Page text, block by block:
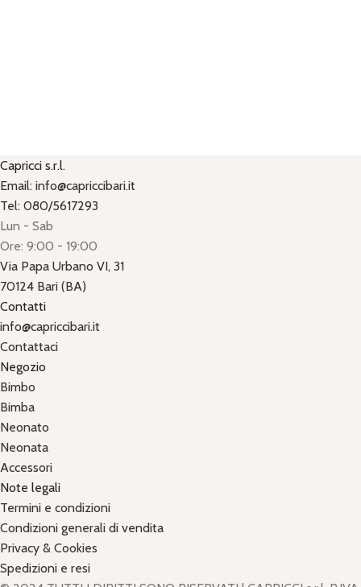
Capricci s.r.l.
Email: info@capriccibari.it
Tel: 080/5617293
Lun - Sab
Ore: 9:00 - 19:00
Via Papa Urbano VI, 31
70124 Bari (BA)
Contatti
info@capriccibari.it
Contattaci
Negozio
Bimbo
Bimba
Neonato
Neonata
Accessori
Note legali
Termini e condizioni
Condizioni generali di vendita
Privacy & Cookies
Spedizioni e resi